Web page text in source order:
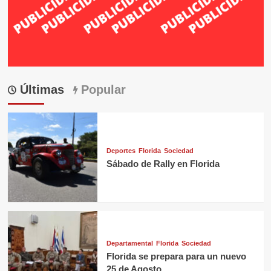
Últimas Popular
Deportes Florida Sociedad
Sábado de Rally en Florida
Departamental Florida Sociedad
Florida se prepara para un nuevo
25 de Agosto